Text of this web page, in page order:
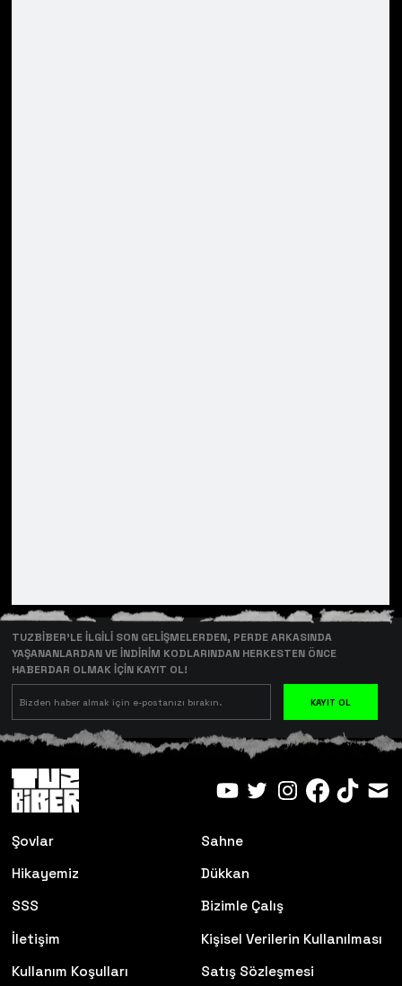
TUZBİBER’LE İLGİLİ SON GELİŞMELERDEN, PERDE ARKASINDA
YAŞANANLARDAN VE İNDİRİM KODLARINDAN HERKESTEN ÖNCE
HABERDAR OLMAK İÇİN KAYIT OL!
KAYIT OL
Şovlar
Sahne
Hikayemiz
Dükkan
SSS
Bizimle Çalış
İletişim
Kişisel Verilerin Kullanılması
Kullanım Koşulları
Satış Sözleşmesi